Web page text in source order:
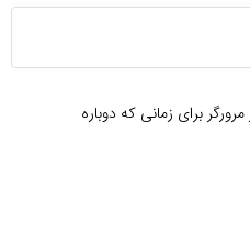
برای زمانی که دوباره